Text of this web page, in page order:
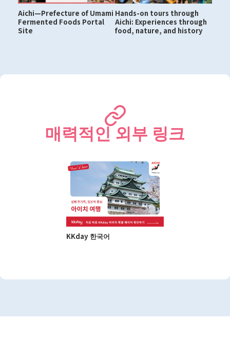
Aichi—Prefecture of Umami
Fermented Foods Portal
Site
Hands-on tours through
Aichi: Experiences through
food, nature, and history
매력적인 외부 링크
KKday 한국어